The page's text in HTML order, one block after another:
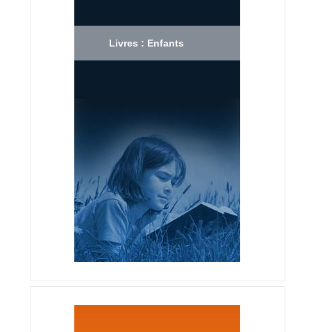
Livres : Enfants